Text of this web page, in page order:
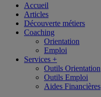
Accueil
Articles
Découverte métiers
Coaching
Orientation
Emploi
Services +
Outils Orientation
Outils Emploi
Aides Financières